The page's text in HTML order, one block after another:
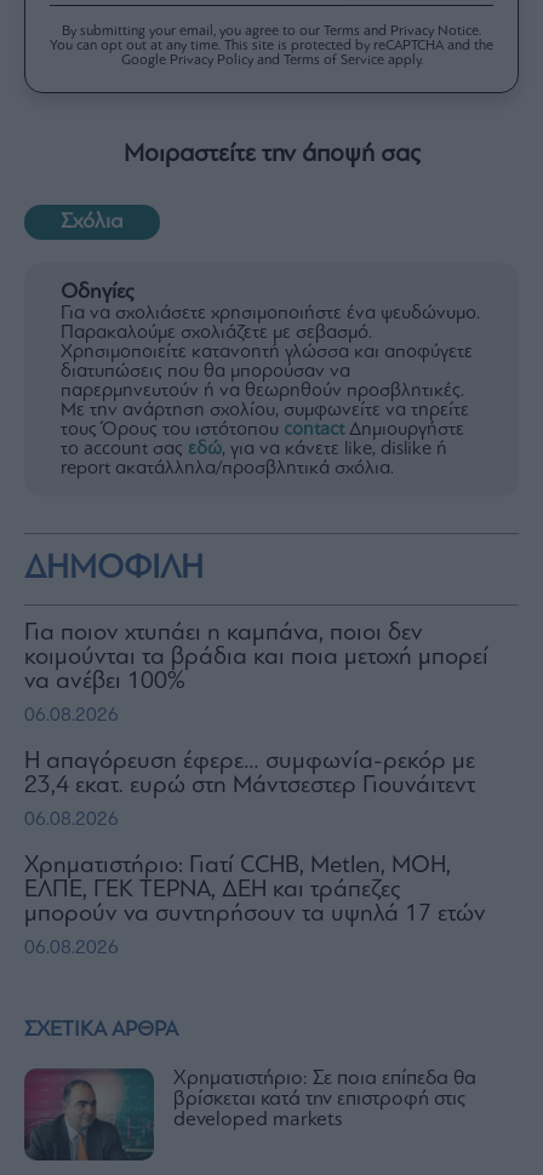
ΣΧΕΤΙΚΑ ΑΡΘΡΑ
Χρηματιστήριο: Σε ποια επίπεδα θα
βρίσκεται κατά την επιστροφή στις
developed markets
By submitting your email, you agree to our Terms and Privacy Notice.
You can opt out at any time. This site is protected by reCAPTCHA and the
Google Privacy Policy and Terms of Service apply.
Μοιραστείτε την άποψή σας
Σχόλια
Οδηγίες
Για να σχολιάσετε χρησιμοποιήστε ένα ψευδώνυμο.
Παρακαλούμε σχολιάζετε με σεβασμό.
Χρησιμοποιείτε κατανοητή γλώσσα και αποφύγετε
διατυπώσεις που θα μπορούσαν να
παρερμηνευτούν ή να θεωρηθούν προσβλητικές.
Με την ανάρτηση σχολίου, συμφωνείτε να τηρείτε
τους Όρους του ιστότοπου contactΔημιουργήστε
το account σας εδώ, για να κάνετε like, dislike ή
report ακατάλληλα/προσβλητικά σχόλια.
ΔΗΜΟΦΙΛΗ
Για ποιον χτυπάει η καμπάνα, ποιοι δεν
κοιμούνται τα βράδια και ποια μετοχή μπορεί
να ανέβει 100%
06.08.2026
Η απαγόρευση έφερε… συμφωνία-ρεκόρ με
23,4 εκατ. ευρώ στη Μάντσεστερ Γιουνάιτεντ
06.08.2026
Χρηματιστήριο: Γιατί CCHB, Metlen, MOH,
ΕΛΠΕ, ΓΕΚ ΤΕΡΝΑ, ΔΕΗ και τράπεζες
μπορούν να συντηρήσουν τα υψηλά 17 ετών
06.08.2026